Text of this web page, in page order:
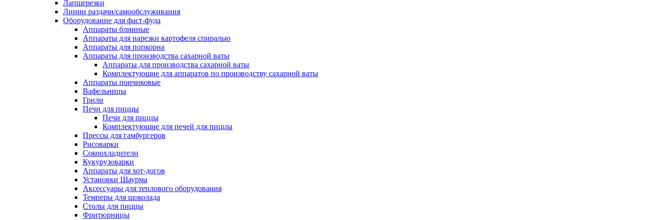
Лапшерезки
Линии раздачи/самообслуживания
Оборудование для фаст-фуда
Аппараты блинные
Аппараты для нарезки картофеля спиралью
Аппараты для попкорна
Аппараты для производства сахарной ваты
Аппараты для производства сахарной ваты
Комплектующие для аппаратов по производству сахарной ваты
Аппараты пончиковые
Вафельницы
Грили
Печи для пиццы
Печи для пиццы
Комплектующие для печей для пиццы
Прессы для гамбургеров
Рисоварки
Сокоохладители
Кукурузоварки
Аппараты для хот-догов
Установки Шаурма
Аксессуары для теплового оборудования
Темперы для шоколада
Столы для пиццы
Фритюрницы